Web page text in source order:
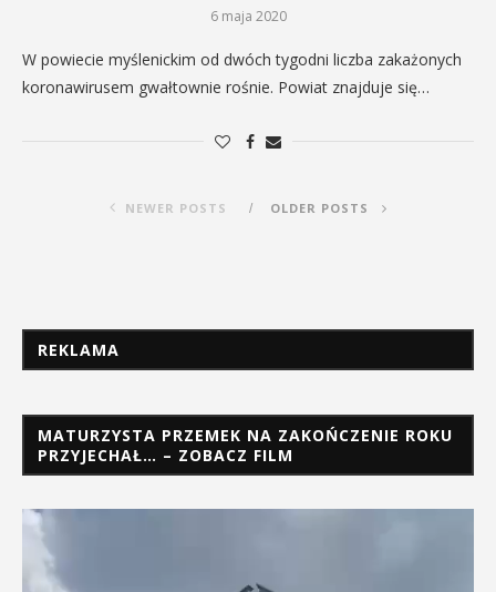
6 maja 2020
W powiecie myślenickim od dwóch tygodni liczba zakażonych
koronawirusem gwałtownie rośnie. Powiat znajduje się…
NEWER POSTS OLDER POSTS
REKLAMA
MATURZYSTA PRZEMEK NA ZAKOŃCZENIE ROKU
PRZYJECHAŁ… – ZOBACZ FILM
Odtwarzacz